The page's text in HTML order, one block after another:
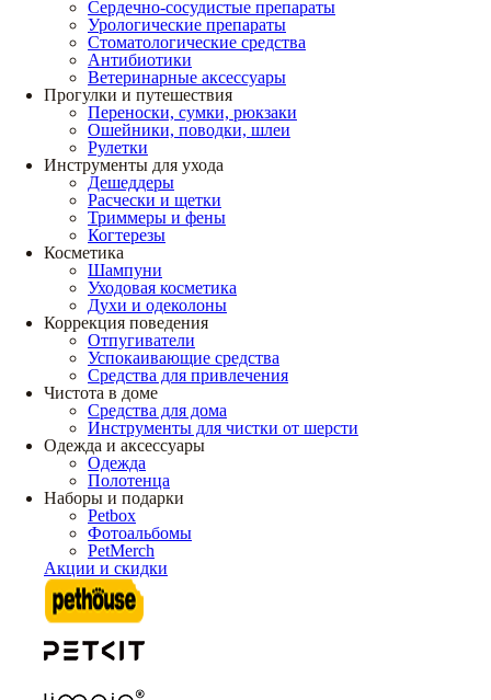
Сердечно-сосудистые препараты
Урологические препараты
Стоматологические средства
Антибиотики
Ветеринарные аксессуары
Прогулки и путешествия
Переноски, сумки, рюкзаки
Ошейники, поводки, шлеи
Рулетки
Инструменты для ухода
Дешеддеры
Расчески и щетки
Триммеры и фены
Когтерезы
Косметика
Шампуни
Уходовая косметика
Духи и одеколоны
Коррекция поведения
Отпугиватели
Успокаивающие средства
Средства для привлечения
Чистота в доме
Средства для дома
Инструменты для чистки от шерсти
Одежда и аксессуары
Одежда
Полотенца
Наборы и подарки
Petbox
Фотоальбомы
PetMerch
Акции и скидки